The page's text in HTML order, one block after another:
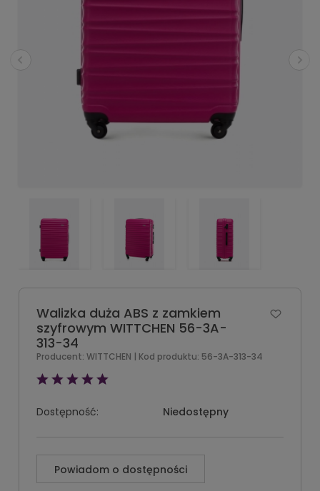
Walizka duża ABS z zamkiem
szyfrowym WITTCHEN 56-3A-
313-34
Producent: WITTCHEN | Kod produktu: 56-3A-313-34
Dostępność: Niedostępny
Powiadom o dostępności